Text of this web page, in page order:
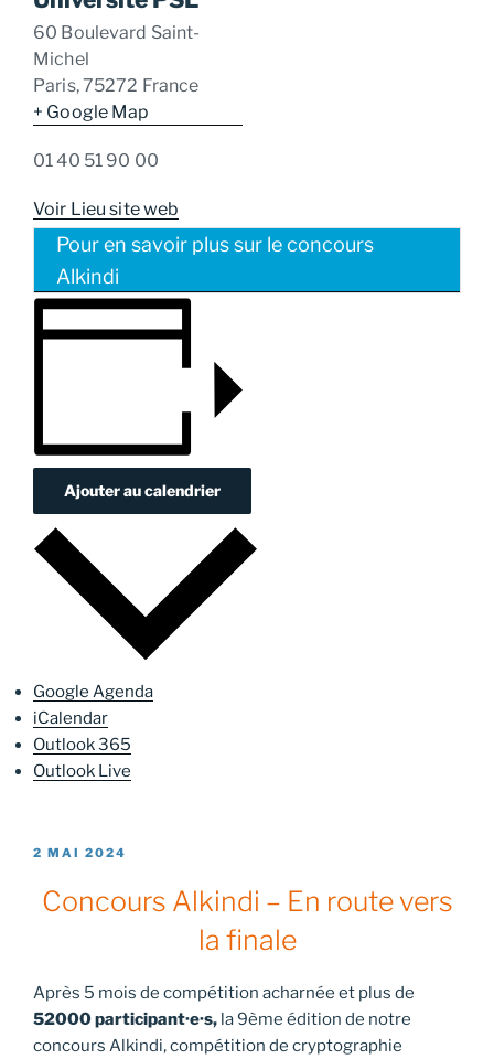
60 Boulevard Saint-
Michel
Paris,75272 France
+ Google Map
01 40 51 90 00
Voir Lieu site web
Pour en savoir plus sur le concours
Alkindi
Ajouter au calendrier
Google Agenda
iCalendar
Outlook 365
Outlook Live
PUBLIÉ
2 MAI 2024
Concours Alkindi – En route vers
la finale
Après 5 mois de compétition acharnée et plus de
52000 participant·e·s, la 9ème édition de notre
concours Alkindi, compétition de cryptographie